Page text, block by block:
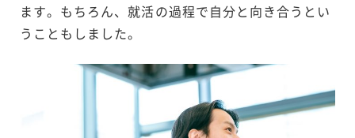
ます。もちろん、就活の過程で自分と向き合うとい
うこともしました。